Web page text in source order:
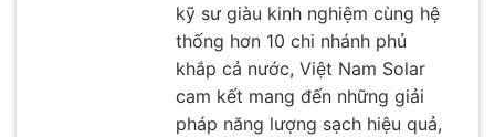
kỹ sư giàu kinh nghiệm cùng hệ
thống hơn 10 chi nhánh phủ
khắp cả nước, Việt Nam Solar
cam kết mang đến những giải
pháp năng lượng sạch hiệu quả,